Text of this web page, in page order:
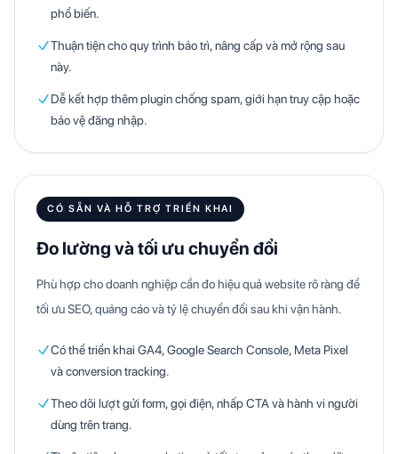
phổ biến.
Thuận tiện cho quy trình bảo trì, nâng cấp và mở rộng sau
này.
Dễ kết hợp thêm plugin chống spam, giới hạn truy cập hoặc
bảo vệ đăng nhập.
CÓ SẴN VÀ HỖ TRỢ TRIỂN KHAI
Đo lường và tối ưu chuyển đổi
Phù hợp cho doanh nghiệp cần đo hiệu quả website rõ ràng để
tối ưu SEO, quảng cáo và tỷ lệ chuyển đổi sau khi vận hành.
Có thể triển khai GA4, Google Search Console, Meta Pixel
và conversion tracking.
Theo dõi lượt gửi form, gọi điện, nhấp CTA và hành vi người
dùng trên trang.